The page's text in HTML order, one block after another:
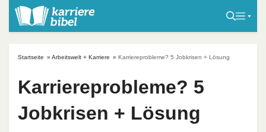
Startseite » Arbeitswelt + Karriere » Karriereprobleme? 5 Jobkrisen + Lösung
Karriereprobleme? 5
Jobkrisen + Lösung